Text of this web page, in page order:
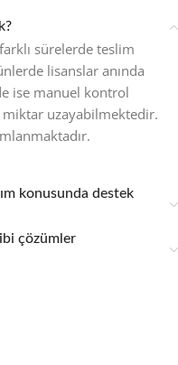
sürelerde teslim
lisanslar anında
ise manuel kontrol
uzayabilmektedir.
konusunda destek
çözümler